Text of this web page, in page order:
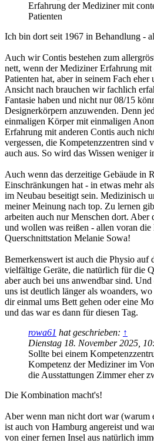
Erfahrung der Mediziner mit
Patienten
Ich bin dort seit 1967 in Behandlung -
Auch wir Contis bestehen zum
nett, wenn der Mediziner Erfahrung mit
Patienten hat, aber in seinem Fach
Ansicht nach brauchen wir fachlich
Fantasie haben und nicht nur 08/15
Designerkörpern anzuwenden. Denn
einmaligen Körper mit einmaligen
Erfahrung mit anderen Contis auch
vergessen, die Kompetenzzentren sind
auch aus. So wird das Wissen weniger
Auch wenn das derzeitige Gebäude in
Einschränkungen hat - in etwas mehr
im Neubau beseitigt sein. Medizinisch
meiner Meinung nach top. Zu lernen
arbeiten auch nur Menschen dort.
und wollen was reißen - allen voran
Querschnittstation Melanie Sowa!
Bemerkenswert ist auch die Physio auf
vielfältige Geräte, die natürlich für die
aber auch bei uns anwendbar sind.
uns ist deutlich länger als woanders,
dir einmal ums Bett gehen oder eine
und das war es dann für diesen Tag.
rowa61 hat geschrieben: ↑
Dienstag 18. November 2025,
Sollte bei einem
Kompetenz der Mediziner im
die Ausstattungen Zimmer eher
Die Kombination macht's!
Aber wenn man nicht dort war (warum
ist auch von Hamburg angereist und
von einer fernen Insel aus natürlich